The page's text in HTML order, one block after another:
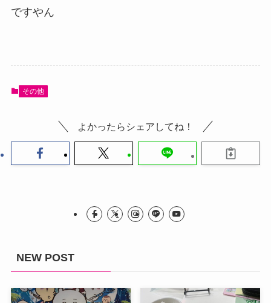
ですやん
その他
よかったらシェアしてね！
NEW POST